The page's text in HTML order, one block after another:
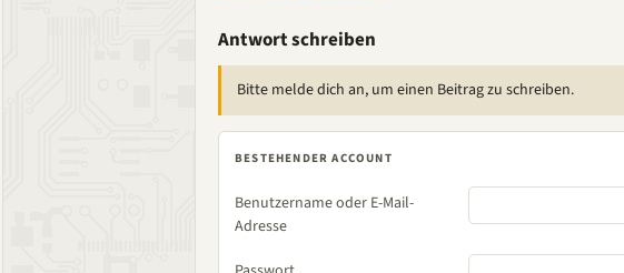
Antwort schreiben
Bitte melde dich an, um einen Beitrag zu schreiben.
BESTEHENDER ACCOUNT
Benutzername oder E-Mail-
Adresse